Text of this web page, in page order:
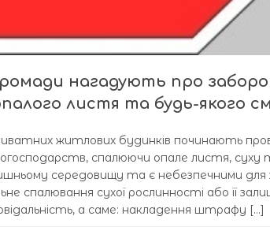
нагадують про
листя та будь-якого
житлових будинків починають
спалюючи опале листя,
середовищу та є небезпечними
спалювання сухої рослинності або її
а саме: накладення штрафу […]